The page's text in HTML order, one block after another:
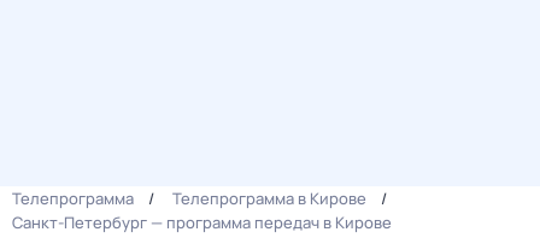
Телепрограмма
Телепрограмма в Кирове
Санкт-Петербург — программа передач в Кирове